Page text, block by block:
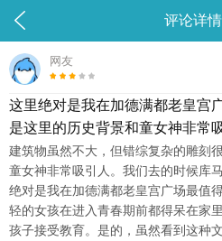
 评论详情
网友
这里绝对是我在加德满都老皇宫
是这里的历史背景和童女神非常
建筑物虽然不大，但错综复杂的雕刻
童女神非常吸引人。我们去的时候库
绝对是我在加德满都老皇宫广场最值
轻的女孩在进入青春期前都得呆在家
孩子接受教育。是的，虽然看到这种